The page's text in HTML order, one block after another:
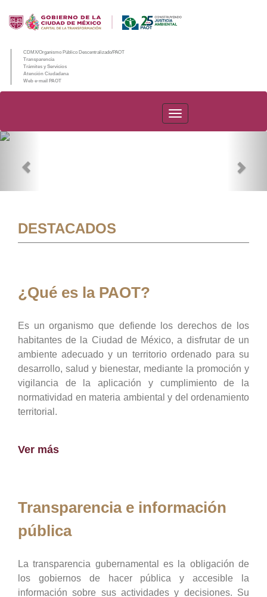
CDMX/Organismo Público Descentralizado/PAOT
Transparencia
Trámites y Servicios
Atención Ciudadana
Web e-mail PAOT
PAOT
DESTACADOS
¿Qué es la PAOT?
Es un organismo que defiende los derechos de los
habitantes de la Ciudad de México, a disfrutar de un
ambiente adecuado y un territorio ordenado para su
desarrollo, salud y bienestar, mediante la promoción y
vigilancia de la aplicación y cumplimiento de la
normatividad en materia ambiental y del ordenamiento
territorial.
Ver más
Transparencia e información
pública
La transparencia gubernamental es la obligación de
los gobiernos de hacer pública y accesible la
información sobre sus actividades y decisiones. Su